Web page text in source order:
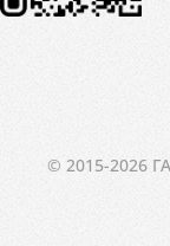
© 2015-2026